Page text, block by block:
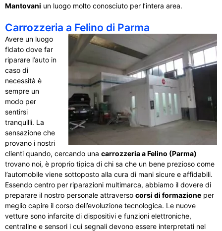
Mantovani un luogo molto conosciuto per l’intera area.
Carrozzeria a Felino di Parma
Avere un luogo
fidato dove far
riparare l’auto in
caso di
necessità è
sempre un
modo per
sentirsi
tranquilli. La
sensazione che
provano i nostri
clienti quando, cercando una carrozzeria a Felino (Parma)
trovano noi, è proprio tipica di chi sa che un bene prezioso come
l’automobile viene sottoposto alla cura di mani sicure e affidabili.
Essendo centro per riparazioni multimarca, abbiamo il dovere di
preparare il nostro personale attraverso corsi di formazione per
meglio capire il corso dell’evoluzione tecnologica. Le nuove
vetture sono infarcite di dispositivi e funzioni elettroniche,
centraline e sensori i cui segnali devono essere interpretati nel